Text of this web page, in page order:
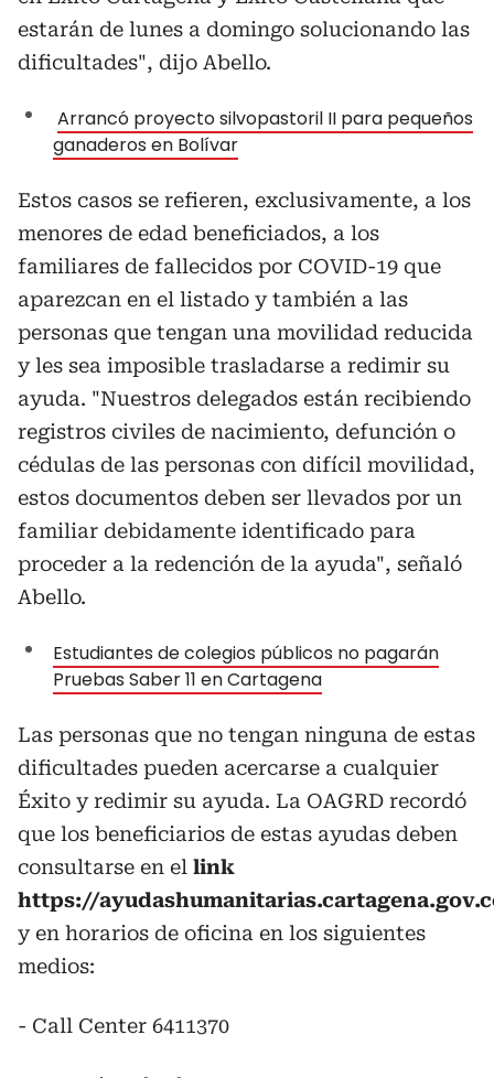
estarán de lunes a domingo solucionando las
dificultades", dijo Abello.
Arrancó proyecto silvopastoril II para pequeños
ganaderos en Bolívar
Estos casos se refieren, exclusivamente, a los
menores de edad beneficiados, a los
familiares de fallecidos por COVID-19 que
aparezcan en el listado y también a las
personas que tengan una movilidad reducida
y les sea imposible trasladarse a redimir su
ayuda. "Nuestros delegados están recibiendo
registros civiles de nacimiento, defunción o
cédulas de las personas con difícil movilidad,
estos documentos deben ser llevados por un
familiar debidamente identificado para
proceder a la redención de la ayuda", señaló
Abello.
Estudiantes de colegios públicos no pagarán
Pruebas Saber 11 en Cartagena
Las personas que no tengan ninguna de estas
dificultades pueden acercarse a cualquier
Éxito y redimir su ayuda. La OAGRD recordó
que los beneficiarios de estas ayudas deben
consultarse en el link
https://
y en horarios de oficina en los siguientes
medios:
- Call Center 6411370